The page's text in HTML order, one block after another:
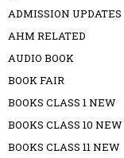
ADMISSION UPDATES
AHM RELATED
AUDIO BOOK
BOOK FAIR
BOOKS CLASS 1 NEW
BOOKS CLASS 10 NEW
BOOKS CLASS 11 NEW